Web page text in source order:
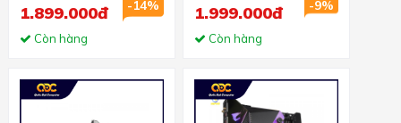
-14%
1.899.000đ
Còn hàng
-9%
1.999.000đ
Còn hàng